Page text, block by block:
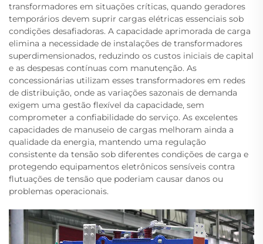
transformadores em situações críticas, quando geradores
temporários devem suprir cargas elétricas essenciais sob
condições desafiadoras. A capacidade aprimorada de carga
elimina a necessidade de instalações de transformadores
superdimensionados, reduzindo os custos iniciais de capital
e as despesas contínuas com manutenção. As
concessionárias utilizam esses transformadores em redes
de distribuição, onde as variações sazonais de demanda
exigem uma gestão flexível da capacidade, sem
comprometer a confiabilidade do serviço. As excelentes
capacidades de manuseio de cargas melhoram ainda a
qualidade da energia, mantendo uma regulação
consistente da tensão sob diferentes condições de carga e
protegendo equipamentos eletrônicos sensíveis contra
flutuações de tensão que poderiam causar danos ou
problemas operacionais.